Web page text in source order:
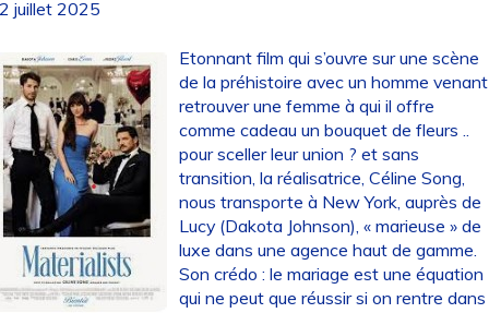
juillet 2025
Etonnant film qui s’ouvre sur une scène
de la préhistoire avec un homme venant
retrouver une femme à qui il offre
comme cadeau un bouquet de fleurs ..
pour sceller leur union ? et sans
transition, la réalisatrice, Céline Song,
nous transporte à New York, auprès de
Lucy (Dakota Johnson), « marieuse » de
luxe dans une agence haut de gamme.
Son crédo : le mariage est une équation
qui ne peut que réussir si on rentre dans